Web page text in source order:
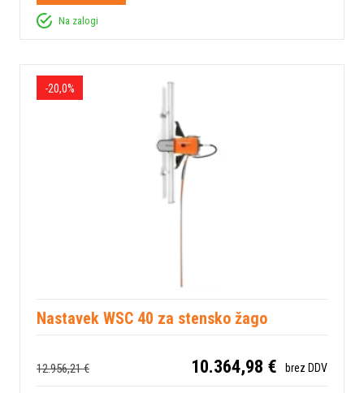
Na zalogi
-20,0%
Nastavek WSC 40 za stensko žago
12.956,21 € 10.364,98 € brez DDV